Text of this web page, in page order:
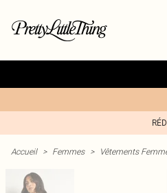
Accueil > Femmes > Vêtements